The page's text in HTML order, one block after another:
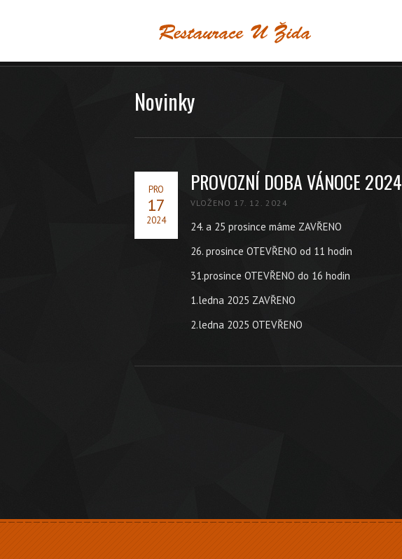
Novinky
PRO
17
2024
PROVOZNÍ DOBA VÁNOCE 2024
VLOŽENO 17. 12. 2024
24. a 25 prosince máme ZAVŘENO
26. prosince OTEVŘENO od 11 hodin
31.prosince OTEVŘENO do 16 hodin
1.ledna 2025 ZAVŘENO
2.ledna 2025 OTEVŘENO